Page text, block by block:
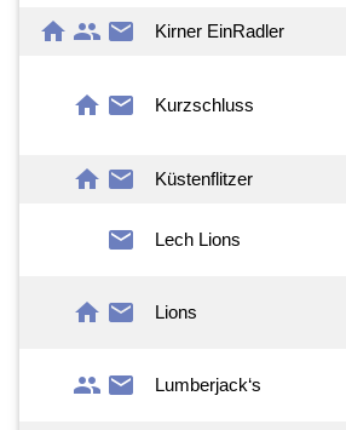
home group mail Kirner EinRadler
home mail Kurzschluss
home mail Küstenflitzer
mail Lech Lions
home mail Lions
group mail Lumberjack‘s